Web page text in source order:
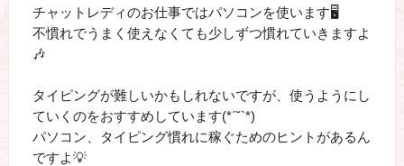
チャットレディのお仕事ではパソコンを使います🖥
不慣れでうまく使えなくても少しずつ慣れていきますよ
🎶
タイピングが難しいかもしれないですが、使うようにし
ていくのをおすすめしています(*ˊ˘ˋ*)
パソコン、タイピング慣れに稼ぐためのヒントがあるん
ですよ💡